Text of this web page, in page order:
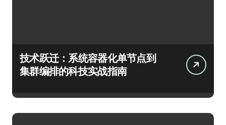
技术跃迁：系统容器化单节点到
集群编排的科技实战指南